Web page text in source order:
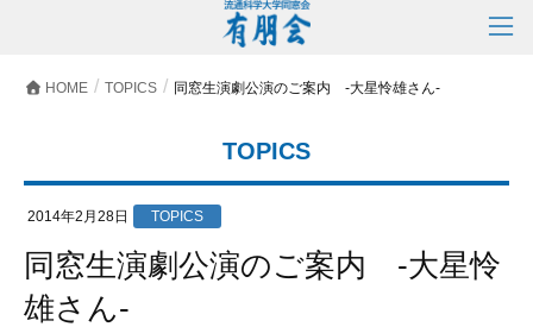
HOME TOPICS 同窓生演劇公演のご案内 -大星怜雄さん-
TOPICS
2014年2月28日 TOPICS
同窓生演劇公演のご案内 -大星怜
雄さん-